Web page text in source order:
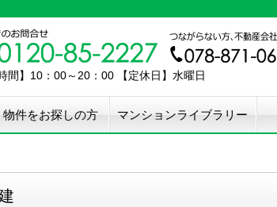
間】10：00～20：00 【定休日】水曜日
物件をお探しの方 マンションライブラリー